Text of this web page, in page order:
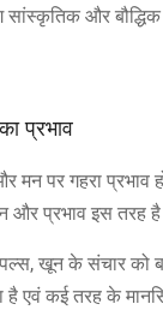
सांस्कृतिक और बौद्धिक
प्रभाव
मन पर गहरा प्रभाव
और प्रभाव इस तरह
पल्स, खून के संचार को
है एवं कई तरह के